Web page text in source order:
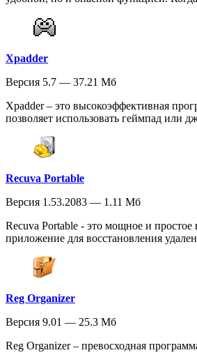
Xpadder
Версия 5.7 — 37.21 Мб
Xpadder – это высокоэффективная
позволяет использовать геймпад или
Recuva Portable
Версия 1.53.2083 — 1.11 Мб
Recuva Portable - это мощное и простое
приложение для восстановления
Reg Organizer
Версия 9.01 — 25.3 Мб
Reg Organizer – превосходная